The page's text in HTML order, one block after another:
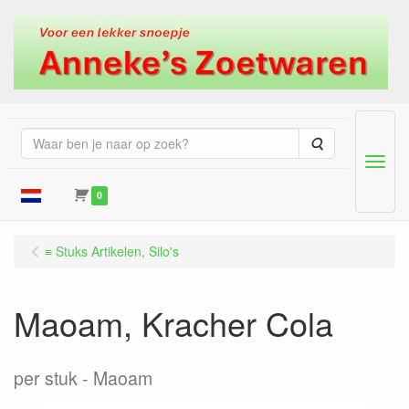
Zoeken
0
Menu
≡ Stuks Artikelen, Silo's
Maoam, Kracher Cola
per stuk Maoam